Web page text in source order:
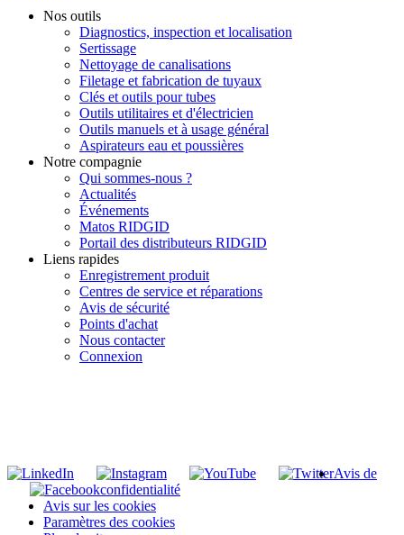
Nos outils
Diagnostics, inspection et localisation
Sertissage
Nettoyage de canalisations
Filetage et fabrication de tuyaux
Clés et outils pour tubes
Outils utilitaires et d'électricien
Outils manuels et à usage général
Aspirateurs eau et poussières
Notre compagnie
Qui sommes-nous ?
Actualités
Événements
Matos RIDGID
Portail des distributeurs RIDGID
Liens rapides
Enregistrement produit
Centres de service et réparations
Avis de sécurité
Points d'achat
Nous contacter
Connexion
Avis de
confidentialité
Avis sur les cookies
Paramètres des cookies